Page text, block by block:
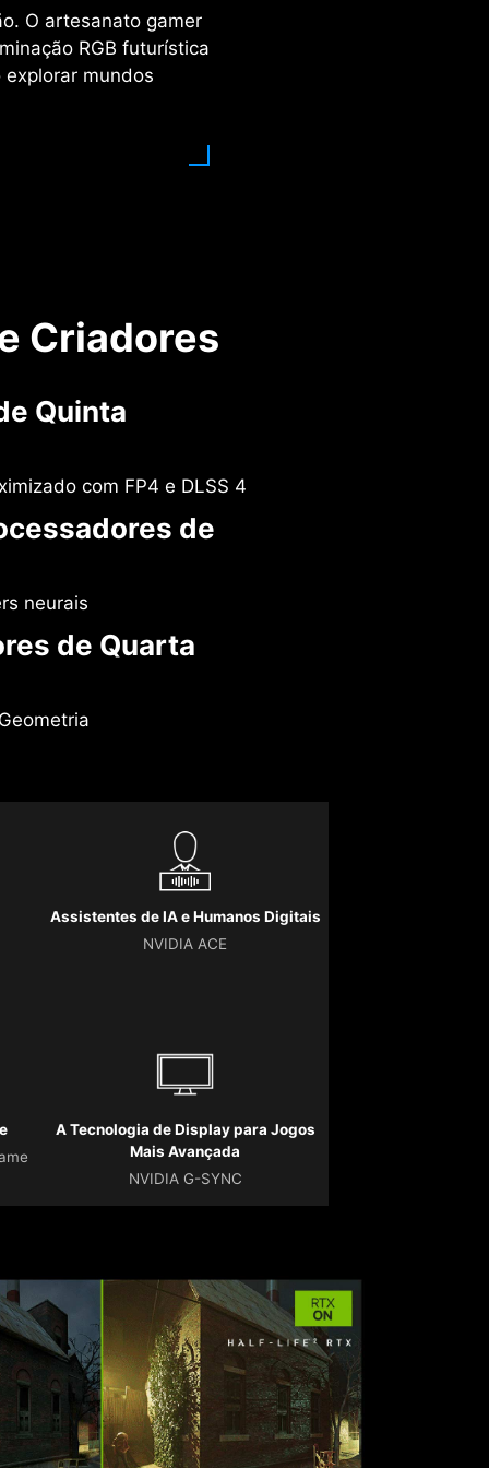
O artesanato gamer
RGB futurística
mundos
Criadores
Quinta
com FP4 e DLSS 4
de
neurais
de Quarta
Assistentes de IA e Humanos Digitais
NVIDIA ACE
A Tecnologia de Display para Jogos
Mais Avançada
NVIDIA G-SYNC